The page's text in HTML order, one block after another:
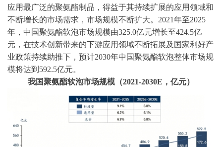
应用最广泛的聚氨酯制品，得益于其持续扩展的应用领域和
不断增长的市场需求，市场规模不断扩大。 2021年至2025
年，中国聚氨酯软泡市场规模由325.0亿元增长至424.5亿
元，在技术创新带来的下游应用领域不断拓展及国家利好产
业政策持续助推下，预计2030年中国聚氨酯软泡整体市场规
模将达到592.5亿元。
我国聚氨酯软泡市场规模（2021-2030E，亿元）